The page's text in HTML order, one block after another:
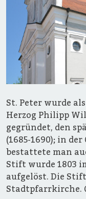
St. Peter wurde als
Herzog Philipp
gegründet, den
(1685-1690); in
bestattete man
Stift wurde 1803
aufgelöst. Die
Stadtpfarrkirche.